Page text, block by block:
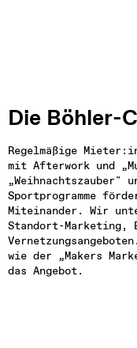
Die Böhler-
Regelmäßige
mit Afterwork und
„Weihnachtszauber"
Sportprogramme
Miteinander. Wir
Standort-Marketing,
wie der „Makers
das Angebot.